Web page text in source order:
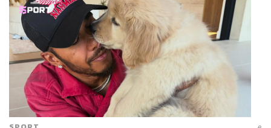
อ้างอิง:
https://www.lifestyleasia.com/kl/style/fashion/classic-
CHANEL-bags-that-will-always-be-worth-the-investm
ent-full-details-prices-where-to-buy/
https://www.sothebys.com/en/articles/the-best-vintag
e-CHANEL-bags-to-collect-now
https://www.sothebys.com/en/articles/complete-guide
-to-collecting-vintage-CHANEL-bags?locale=en